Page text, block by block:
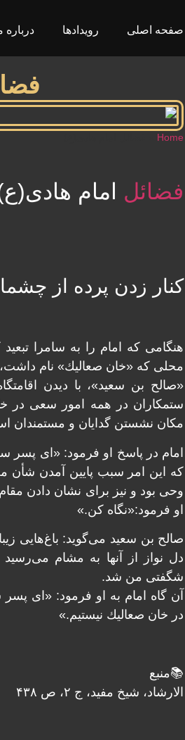
صفحه اصلی رویدادها درباره
Home
فضائل امام
کنار زدن پرده از
هنگامى كه امام را به سامرا
محلى كه «خان صعاليك» نام داشت،
«صالح بن سعيد»، با ديدن
ستمكاران در همه امور سعى در
مكان نشستن گدايان و مستمندان
امام در پاسخ او فرمود: «اى پسر
كه اين امر سبب پايين آمدن شأن
وحى بود و نيز براى نشان دادن
او فرمود:«نگاه كن.»
صالح بن سعيد مى‌گويد: باغ‌هايى
دل نواز از آنها به مشام
شگفتى من شد.
آن گاه امام به او فرمود: «اى
در خان صعاليك نيستيم.»
📚منبع
الارشاد، شیخ مفید، ج ۲، ص ۴۳۸